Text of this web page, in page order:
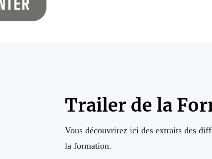
Trailer de la
Vous découvrirez ici des extraits des
la formation.